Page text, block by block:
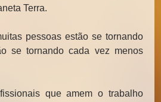
Terra.
pessoas estão se tornando
se tornando cada vez menos
que amem o trabalho